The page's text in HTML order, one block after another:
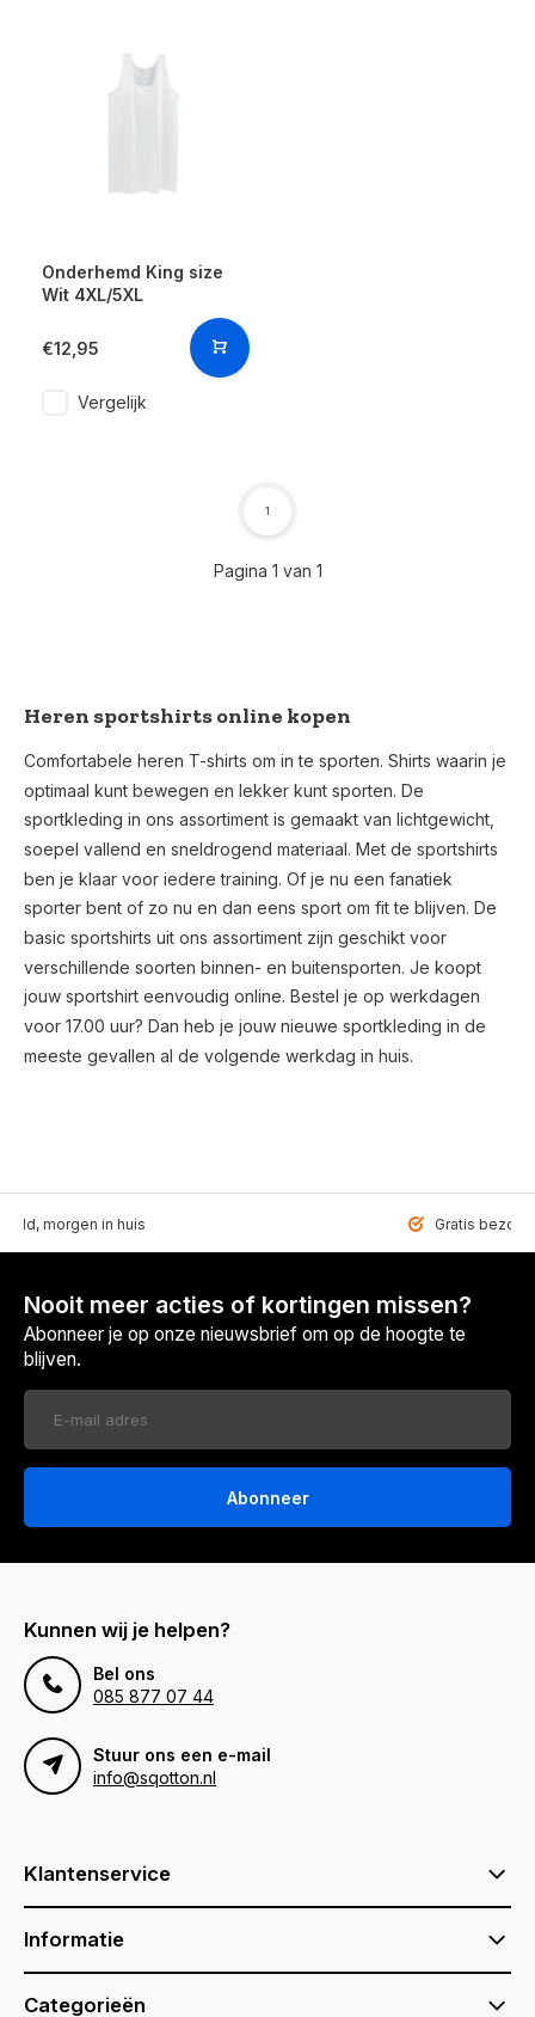
Onderhemd King size
Wit 4XL/5XL
€12,95
Vergelijk
Pagina 1 van 1
1
Heren sportshirts online kopen
Comfortabele heren T-shirts om in te sporten. Shirts waarin je
optimaal kunt bewegen en lekker kunt sporten. De
sportkleding in ons assortiment is gemaakt van lichtgewicht,
soepel vallend en sneldrogend materiaal. Met de sportshirts
ben je klaar voor iedere training. Of je nu een fanatiek
sporter bent of zo nu en dan eens sport om fit te blijven. De
basic sportshirts uit ons assortiment zijn geschikt voor
verschillende soorten binnen- en buitensporten. Je koopt
jouw sportshirt eenvoudig online. Bestel je op werkdagen
voor 17.00 uur? Dan heb je jouw nieuwe sportkleding in de
meeste gevallen al de volgende werkdag in huis.
morgen in huis Gratis
Nooit meer acties of kortingen missen?
Abonneer je op onze nieuwsbrief om op de hoogte te
blijven.
Abonneer
Kunnen wij je helpen?
Bel ons
085 877 07 44
Stuur ons een e-mail
info@sqotton.nl
Klantenservice
Informatie
Categorieën